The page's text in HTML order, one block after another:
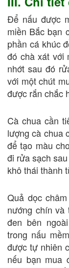
Để nấu được
miền Bắc bạn
phần cá khúc
đó chà xát với
nhớt sau đó
với một chút
được rắn chắc
Cà chua cần
lượng cà chua
để tạo màu
đi rửa sạch
khô thái thành
Quả dọc
nướng chín và
đen bên
trong nấu
được tự nhiên
nếu bạn mua